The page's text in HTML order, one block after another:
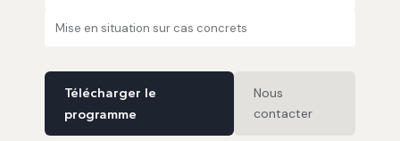
Mise en situation sur cas concrets
Télécharger le
programme
Nous
contacter